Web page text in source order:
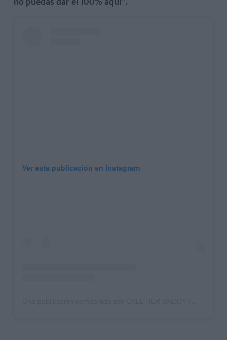
Ver esta publicación en Instagram